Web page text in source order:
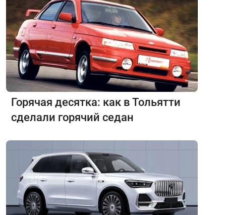
Горячая десятка: как в Тольятти
сделали горячий седан